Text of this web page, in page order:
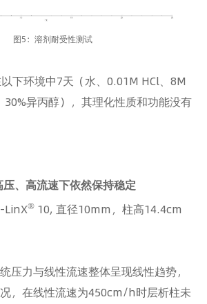
图5：溶剂耐受性测试
下环境中7天（水、0.01M HCl、8M
30%异丙醇），其理化性质和功能没有
、高流速下依然保持稳定
LinX® 10, 直径10mm，柱高14.4cm
压力与线性流速整体呈现线性趋势，
，在线性流速为450cm/h时层析柱未